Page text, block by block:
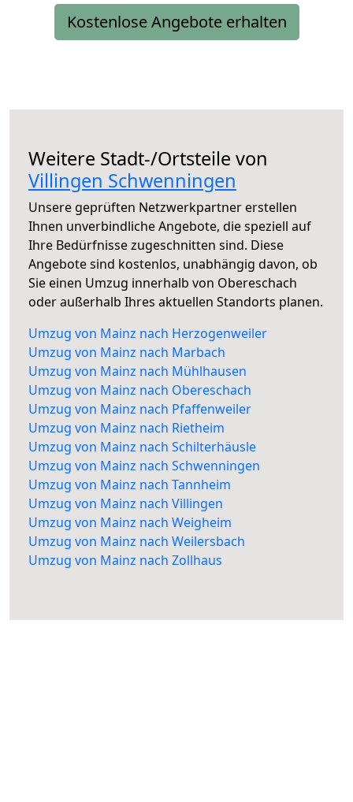
Kostenlose Angebote erhalten
Weitere Stadt-/Ortsteile von
Villingen Schwenningen
Unsere geprüften Netzwerkpartner erstellen
Ihnen unverbindliche Angebote, die speziell auf
Ihre Bedürfnisse zugeschnitten sind. Diese
Angebote sind kostenlos, unabhängig davon, ob
Sie einen Umzug innerhalb von Obereschach
oder außerhalb Ihres aktuellen Standorts planen.
Umzug von Mainz nach Herzogenweiler
Umzug von Mainz nach Marbach
Umzug von Mainz nach Mühlhausen
Umzug von Mainz nach Obereschach
Umzug von Mainz nach Pfaffenweiler
Umzug von Mainz nach Rietheim
Umzug von Mainz nach Schilterhäusle
Umzug von Mainz nach Schwenningen
Umzug von Mainz nach Tannheim
Umzug von Mainz nach Villingen
Umzug von Mainz nach Weigheim
Umzug von Mainz nach Weilersbach
Umzug von Mainz nach Zollhaus